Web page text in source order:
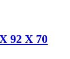
92 X 70